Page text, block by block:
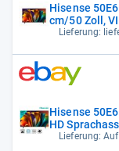
Hisense
cm/50 Zoll,
Lieferung:
Hisense
HD
Lieferung: